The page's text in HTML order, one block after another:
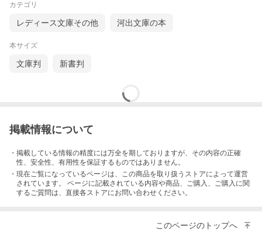
カテゴリ
レディース文庫その他 河出文庫の本
本サイズ
文庫判 新書判
掲載情報について
・掲載している情報の精度には万全を期しておりますが、その内容の正確
性、安全性、有用性を保証するものではありません。
・現在ご覧になっているページは、この商品を取り扱うストアによって運営
されています。 ページに記載されている内容や商品、ご購入 、ご購入に関
するご質問は、直接各ストアにお問い合わせください。
このページのトップへ